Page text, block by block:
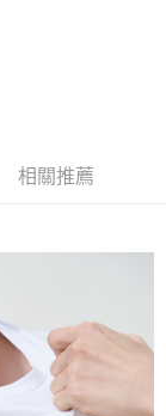
相關推薦